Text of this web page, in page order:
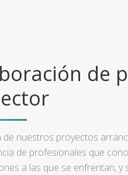
de
de nuestros proyectos
de profesionales que
a las que se enfrentan,